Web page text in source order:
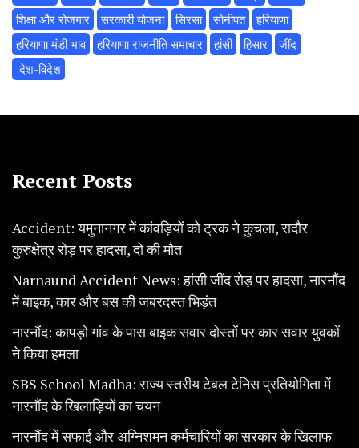
शिक्षा और रोजगार
सरकारी योजना सिरसा सोनीपत
हरियाणा
हरियाणा मंडी भाव
हरियाणा राजनीति समाचार हांसी हिसार
‌जींद
‌ देश-विदेश
Recent Posts
Accident: यमुनानगर में कांवड़ियों को ट्रक ने कुचला, रादौर
कुरुक्षेत्र रोड़ पर हादसा, दो की मौत
Narnaund Accident News: हांसी जींद रोड़ पर हादसा, नारनौंद
में बाइक, कार और बस की जबरदस्त भिड़ंत
नारनौंद: कापड़ो गांव के पास बाइक सवार दोस्तों पर कार सवार युवकों
ने किया हमला
SBS School Madha: राज्य स्तरीय टेबल टेनिस प्रतियोगिता में
नारनौंद के खिलाड़ियों का चयन
नारनौंद में सफाई और अग्निशमन कर्मचारियों का सरकार के खिलाफ